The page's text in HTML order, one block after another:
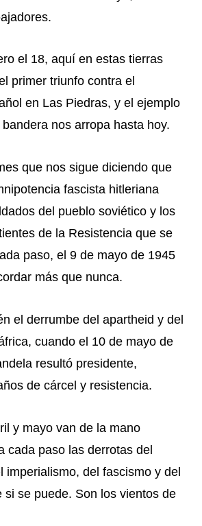
el 18, aquí en estas tierras
primer triunfo contra el
en Las Piedras, y el ejemplo
nos arropa hasta hoy.
que nos sigue diciendo que
fascista hitleriana
del pueblo soviético y los
de la Resistencia que se
paso, el 9 de mayo de 1945
más que nunca.
el derrumbe del apartheid y del
cuando el 10 de mayo de
resultó presidente,
de cárcel y resistencia.
y mayo van de la mano
cada paso las derrotas del
imperialismo, del fascismo y del
si se puede. Son los vientos de